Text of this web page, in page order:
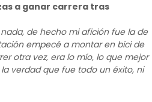
a ganar carrera tras
de hecho mi afición fue la de
empecé a montar en bici de
otra vez, era lo mío, lo que mejor
verdad que fue todo un éxito, ni